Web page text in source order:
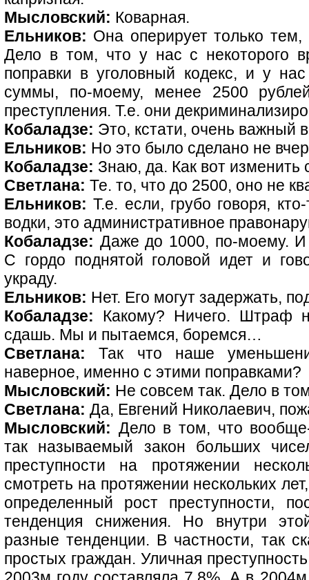
Мысловский: Коварная.
Ельников: Она оперирует только
Дело в том, что у нас с некоторого
поправки в уголовный кодекс, и у
суммы, по-моему, менее 2500
преступления. Т.е. они
Кобаладзе: Это, кстати, очень важный
Ельников: Но это было сделано не
Кобаладзе: Знаю, да. Как вот изменить
Светлана: Те. то, что до 2500, оно не
Ельников: Т.е. если, грубо говоря,
водки, это административное
Кобаладзе: Даже до 1000, по-моему. И
С гордо поднятой головой идет и
украду.
Ельников: Нет. Его могут задержать,
Кобаладзе: Какому? Ничего. Штраф
сдашь. Мы и пытаемся, боремся…
Светлана: Так что наше
наверное, именно с этими поправками?
Мысловский: Не совсем так. Дело в
Светлана: Да, Евгений Николаевич,
Мысловский: Дело в том, что
так называемый закон больших
преступности на протяжении
смотреть на протяжении нескольких
определенный рост преступности,
тенденция снижения. Но внутри
разные тенденции. В частности, так
простых граждан. Уличная